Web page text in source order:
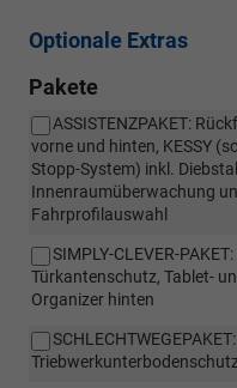
Optionale Extras
Pakete
ASSISTENZPAKET:
vorne und hinten, KESSY
Stopp-System) inkl.
Innenraumüberwachung
Fahrprofilauswahl
SIMPLY-CLEVER-
Türkantenschutz, Tablet-
Organizer hinten
Triebwerkunterbodenschutz